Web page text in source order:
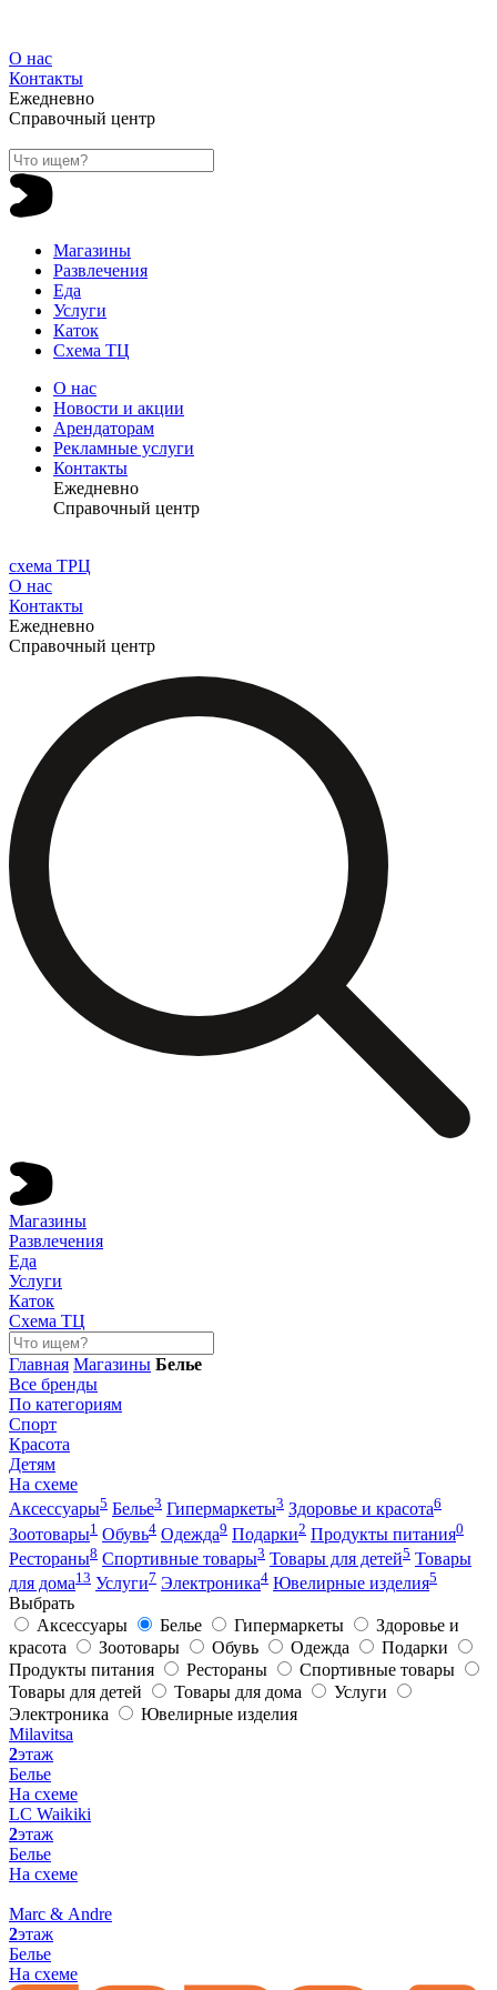
О нас
Контакты
Ежедневно
Справочный центр
Магазины
Развлечения
Еда
Услуги
Каток
Схема ТЦ
О нас
Новости и акции
Арендаторам
Рекламные услуги
Контакты
Ежедневно
Справочный центр
схема ТРЦ
О нас
Контакты
Ежедневно
Справочный центр
Магазины
Развлечения
Еда
Услуги
Каток
Схема ТЦ
Главная Магазины Белье
Все бренды
По категориям
Спорт
Красота
Детям
На схеме
Аксессуары5 Белье3 Гипермаркеты3 Здоровье и красота6
Зоотовары1 Обувь4 Одежда9 Подарки2 Продукты питания0
Рестораны8 Спортивные товары3 Товары для детей5 Товары
для дома13 Услуги7 Электроника4 Ювелирные изделия5
Выбрать
Аксессуары
Белье Гипермаркеты
Здоровье и
красота
Зоотовары Обувь Одежда
Подарки
Продукты питания
Рестораны
Спортивные товары
Товары для детей
Товары для дома
Услуги
Электроника
Ювелирные изделия
Milavitsa
2этаж
Белье
На схеме
LC Waikiki
2этаж
Белье
На схеме
Marс & Andre
2этаж
Белье
На схеме